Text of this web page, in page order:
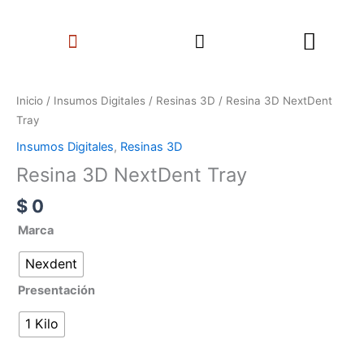
Menu Search
Inicio / Insumos Digitales / Resinas 3D / Resina 3D NextDent
Tray
Insumos Digitales, Resinas 3D
Resina 3D NextDent Tray
$ 0
Marca
Nexdent
Presentación
1 Kilo
3D
NextDent
cantidad